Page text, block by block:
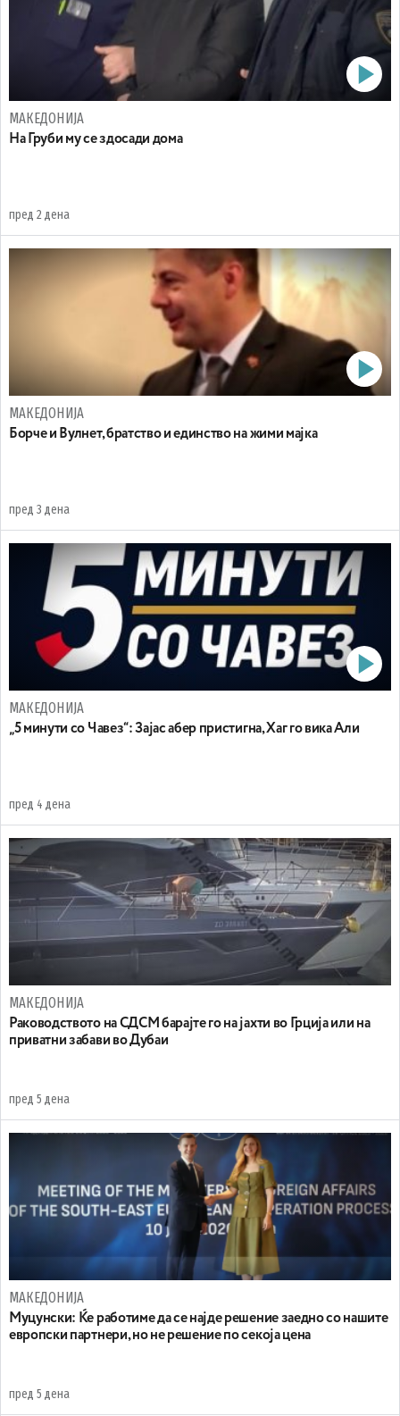
МАКЕДОНИЈА
На Груби му се здосади дома
пред 2 дена
МАКЕДОНИЈА
Борче и Вулнет, братство и единство на жими мајка
пред 3 дена
МАКЕДОНИЈА
„5 минути со Чавез“: Зајас абер пристигна, Хаг го вика Али
пред 4 дена
МАКЕДОНИЈА
Раководството на СДСМ барајте го на јахти во Грција или на
приватни забави во Дубаи
пред 5 дена
МАКЕДОНИЈА
Муцунски: Ќе работиме да се најде решение заедно со нашите
европски партнери, но не решение по секоја цена
пред 5 дена